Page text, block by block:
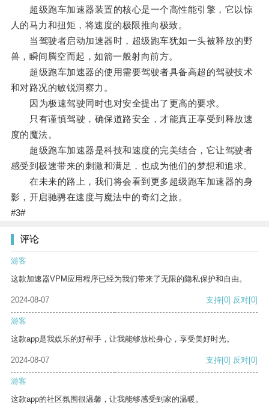
超级跑车加速器装置的核心是一个高性能引擎，它以惊
人的马力和扭矩，将速度的极限推向极致。
当驾驶者启动加速器时，超级跑车犹如一头被释放的野
兽，瞬间腾空而起，如箭一般射向前方。
超级跑车加速器的使用需要驾驶者具备高超的驾驶技术
和对路况的敏锐洞察力。
因为极速驾驶同时也对安全提出了更高的要求。
只有谨慎驾驶，确保道路安全，才能真正享受到释放速
度的魔法。
超级跑车加速器是科技和速度的完美结合，它让驾驶者
感受到极速带来的刺激和满足，也成为他们的梦想和追求。
在未来的路上，我们将会看到更多超级跑车加速器的身
影，开启驰骋在速度与魔法中的奇幻之旅。
#3#
评论
游客
这款加速器VPM应用程序已经为我们带来了无限的隐私保护和自由。
2024-08-07 支持[0] 反对[0]
游客
这款app是我娱乐的好帮手，让我能够放松身心，享受美好时光。
2024-08-07 支持[0] 反对[0]
游客
这款app的社区氛围很温馨，让我能够感受到家的温暖。